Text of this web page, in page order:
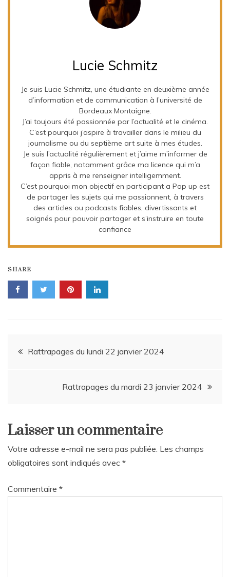
Lucie Schmitz
Je suis Lucie Schmitz, une étudiante en deuxième année
d’information et de communication à l’université de
Bordeaux Montaigne.
J’ai toujours été passionnée par l’actualité et le cinéma.
C’est pourquoi j’aspire à travailler dans le milieu du
journalisme ou du septième art suite à mes études.
Je suis l’actualité régulièrement et j’aime m’informer de
façon fiable, notamment grâce ma licence qui m’a
appris à me renseigner intelligemment.
C’est pourquoi mon objectif en participant a Pop up est
de partager les sujets qui me passionnent, à travers
des articles ou podcasts fiables, divertissants et
soignés pour pouvoir partager et s’instruire en toute
confiance
SHARE
Navigation
Rattrapages du lundi 22 janvier 2024
Rattrapages du mardi 23 janvier 2024
Laisser un commentaire
Votre adresse e-mail ne sera pas publiée. Les champs
obligatoires sont indiqués avec *
Commentaire *